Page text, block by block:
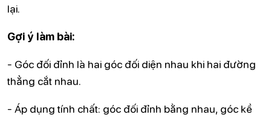
lại.
Gợi ý làm bài:
- Góc đối đỉnh là hai góc đối diện nhau khi hai đường
thẳng cắt nhau.
- Áp dụng tính chất: góc đối đỉnh bằng nhau, góc kề